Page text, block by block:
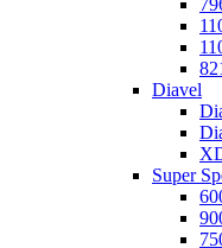
Diavel
Super